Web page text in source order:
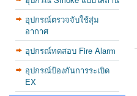
อุปกรณ์ตรวจจับใช้สุ่ม
อากาศ
อุปกรณ์ทดสอบ Fire Alarm
อุปกรณ์ป้องกันการระเบิด
EX